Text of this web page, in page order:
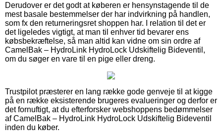
Derudover er det godt at køberen er hensynstagende til de
mest basale bestemmelser der har indvirkning på handlen,
som fx den returneringsret shoppen har. I relation til det er
det ligeledes vigtigt, at man til enhver tid bevarer ens
købsbekræftelse, så man altid kan vidne om sin ordre af
CamelBak – HydroLink HydroLock Udskiftelig Bideventil,
om du søger en vare til en pige eller dreng.
Trustpilot præsterer en lang række gode genveje til at kigge
på en række eksisterende brugeres evalueringer og derfor er
det fornuftigt, at du efterforsker webshoppens bedømmelser
af CamelBak – HydroLink HydroLock Udskiftelig Bideventil
inden du køber.